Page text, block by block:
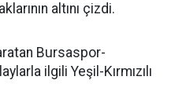
altını çizdi.
Bursaspor-
ilgili Yeşil-Kırmızılı